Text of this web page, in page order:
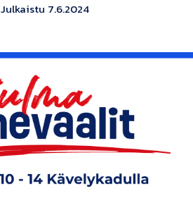
Julkaistu 7.6.2024